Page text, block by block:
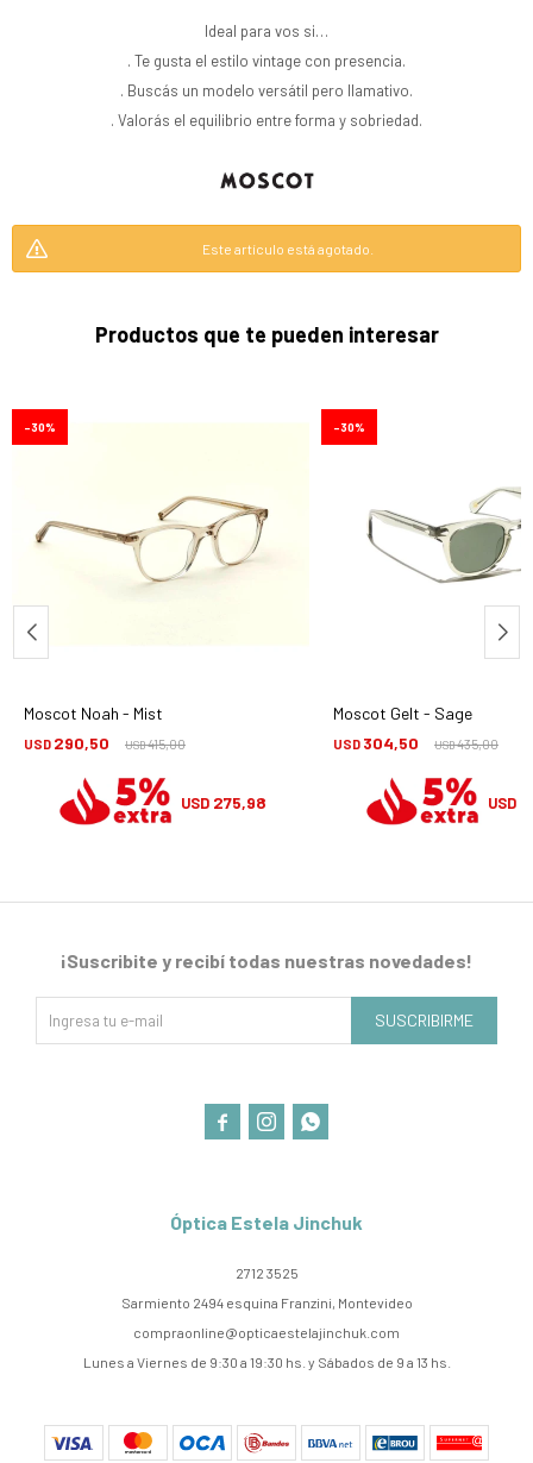
Ideal para vos si…
. Te gusta el estilo vintage con presencia.
. Buscás un modelo versátil pero llamativo.
. Valorás el equilibrio entre forma y sobriedad.
Este artículo está agotado.
Productos que te pueden interesar
Moscot Noah - Mist
USD 290,50 USD415,00
30
USD 275,98
Moscot Gelt - Sage
USD 304,50 USD435,00
30
USD
Óptica Estela Jinchuk
2712 3525
Sarmiento 2494 esquina Franzini, Montevideo
compraonline@opticaestelajinchuk.com
Lunes a Viernes de 9:30 a 19:30 hs. y Sábados de 9 a 13 hs.
¡Suscribite y recibí todas nuestras novedades!
SUSCRIBIRME
  